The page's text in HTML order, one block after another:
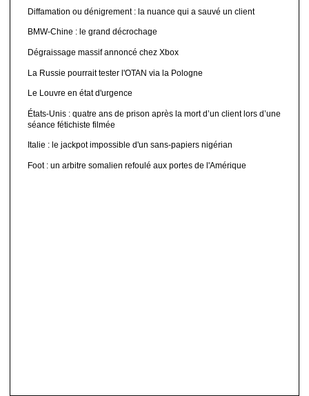
Diffamation ou dénigrement : la nuance qui a sauvé un client
BMW-Chine : le grand décrochage
Dégraissage massif annoncé chez Xbox
La Russie pourrait tester l'OTAN via la Pologne
Le Louvre en état d'urgence
États-Unis : quatre ans de prison après la mort d’un client lors d’une
séance fétichiste filmée
Italie : le jackpot impossible d'un sans-papiers nigérian
Foot : un arbitre somalien refoulé aux portes de l'Amérique